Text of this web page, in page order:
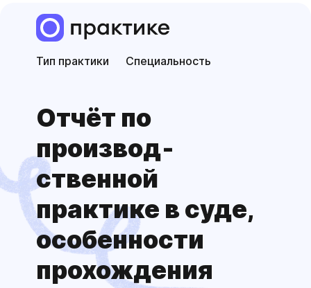
Тип практики Специальность
Отчёт по
производ­
ственной
практике в суде,
особенности
прохождения